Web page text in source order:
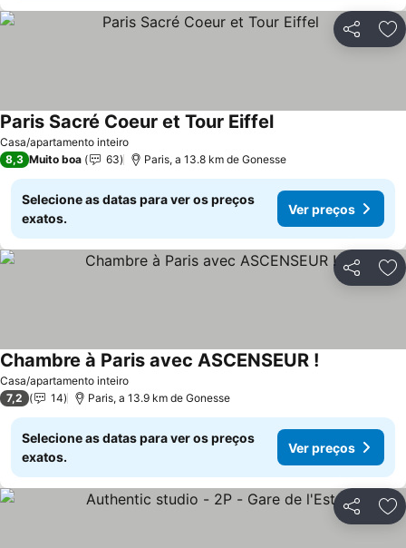
Partilhar
Casa/apartamento inteiro
Paris Sacré Coeur et Tour Eiffel
8,3 Muito boa 63 Paris, a 13.8 km de Gonesse
Selecione as datas para ver os preços
exatos.
Ver preços
Partilhar
Casa/apartamento inteiro
Chambre à Paris avec ASCENSEUR !
7,2 14 Paris, a 13.9 km de Gonesse
Selecione as datas para ver os preços
exatos.
Ver preços
Partilhar